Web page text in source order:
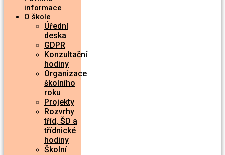
informace
O škole
Úřední
deska
GDPR
Konzultační
hodiny
Organizace
školního
roku
Projekty
Rozvrhy
tříd, ŠD a
třídnické
hodiny
Školní